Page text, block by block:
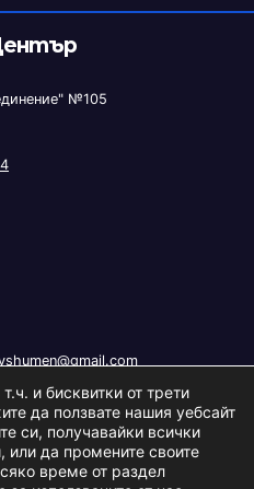
№105
и бисквитки от трети
да ползвате нашия уебсайт
си, получавайки всички
или да промените своите
време от раздел